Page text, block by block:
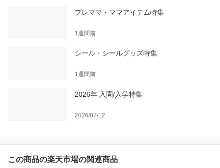
プレママ・ママアイテム特集
1週間前
シール・シールグッズ特集
1週間前
2026年 入園/入学特集
2026/02/12
この商品の楽天市場の関連商品